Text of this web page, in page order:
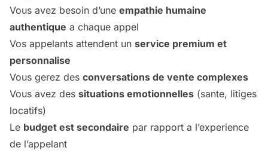
Vous avez besoin d’une empathie humaine
authentique a chaque appel
Vos appelants attendent un service premium et
personnalise
Vous gerez des conversations de vente complexes
Vous avez des situations emotionnelles (sante, litiges
locatifs)
Le budget est secondaire par rapport a l’experience
de l’appelant